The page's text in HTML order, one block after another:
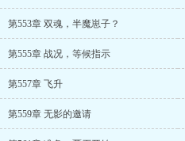
第553章 双魂，半魔崽子？
第555章 战况，等候指示
第557章 飞升
第559章 无影的邀请